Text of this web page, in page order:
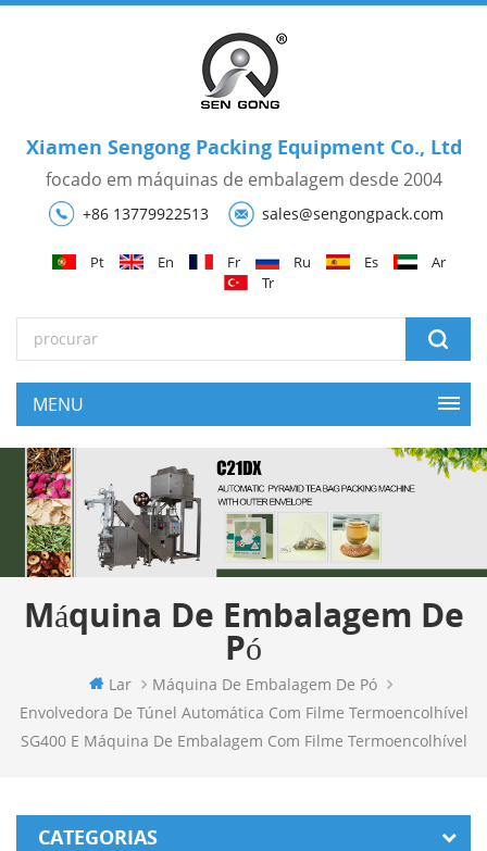
Xiamen Sengong Packing Equipment Co., Ltd
focado em máquinas de embalagem desde 2004
+86 13779922513 sales@sengongpack.com
Pt En Fr Ru Es
Ar
Tr
Máquina De Embalagem De
Pó
Lar
Máquina De Embalagem De Pó
Envolvedora De Túnel Automática Com Filme Termoencolhível
SG400 E Máquina De Embalagem Com Filme Termoencolhível
CATEGORIAS